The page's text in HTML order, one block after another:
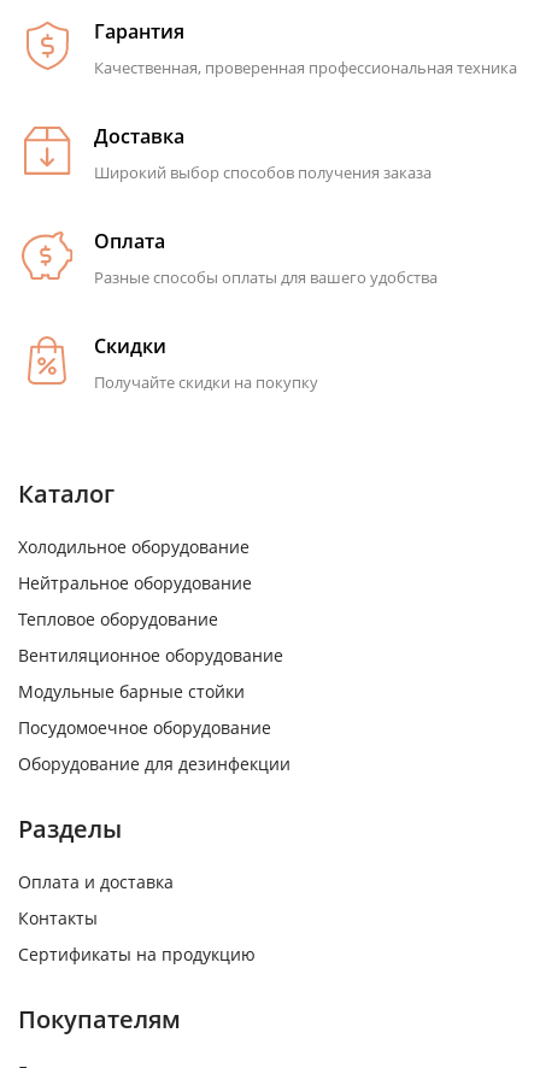
Гарантия
Качественная, проверенная профессиональная техника
Доставка
Широкий выбор способов получения заказа
Оплата
Разные способы оплаты для вашего удобства
Скидки
Получайте скидки на покупку
Каталог
Холодильное оборудование
Нейтральное оборудование
Тепловое оборудование
Вентиляционное оборудование
Модульные барные стойки
Посудомоечное оборудование
Оборудование для дезинфекции
Разделы
Оплата и доставка
Контакты
Сертификаты на продукцию
Покупателям